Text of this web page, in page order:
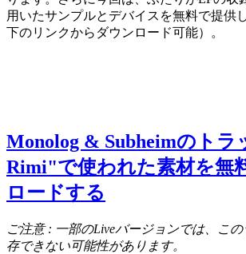
用いたサンプルとデバイスを無料で提供
下のリンクからダウンロード可能）。
Monolog & Subheimのトラ
Rimi"で使われた素材を無
ロードする
ご注意 : 一部のLiveバージョンでは、こ
存できない可能性があります。